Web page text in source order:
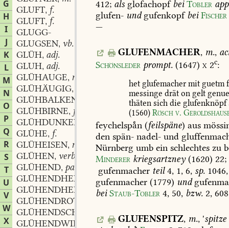
G
H
I
J
K
L
M
N
O
P
Q
R
S
T
U
V
W
X
GLUFT, f.
GLUFT, f.
GLUGG-
GLUGSEN, vb.
GLÜH, adj.
GLUH, adj.
GLÜHAUGE, n.
GLÜHÄUGIG,
GLÜHBALKEN
GLÜHBIRNE, f.
GLÜHDUNKEL
adj.
GLÜHE, f.
GLÜHEISEN, n.
GLÜHEN, verbum.
GLÜHEND, partizipiales adjektiv oder adverb.
GLÜHENDHEISZ
adj.
GLÜHENDHELL
adj.
GLÜHENDROT
GLÜHENDSCHWARZ
GLÜHENDWILD
adj.
412; als glofachopf bei Tobler
glufen- undgufenkopf bei Fischer
—
GLUFENMACHER, m.,
Schönsleder prompt. (1647) x 2c:
het glufemacher mit guetm
messinge drät on gelt
thäten sich die glufenknöpf
(1560) Rösch v.
feychelspn (feilspäne) aus
den spän- nadel- und
Nürnberg umb ein schlechtes zu
Minderer kriegsartzney (1620) 22;
gufenmacher teil4, 1, 6, sp. 1046,
gufenmacher (1779) und
bei Staub-Tobler 4, 50, bzw. 2,
GLUFENSPITZ, m.,'spitze